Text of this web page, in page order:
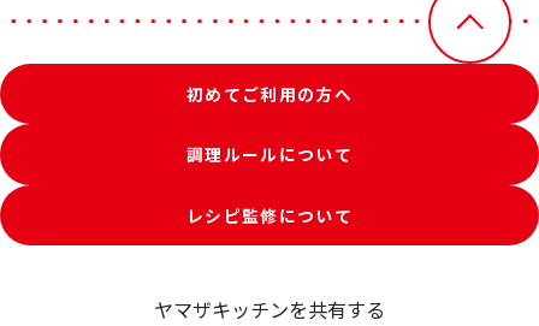
初めてご利用の方へ
調理ルールについて
レシピ監修について
ヤマザキッチンを共有する